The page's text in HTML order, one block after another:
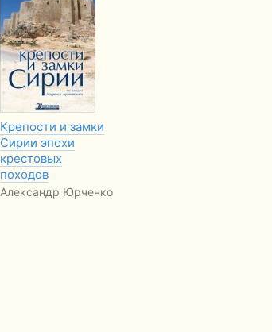
Крепости и замки
Сирии эпохи
крестовых
походов
Александр Юрченко